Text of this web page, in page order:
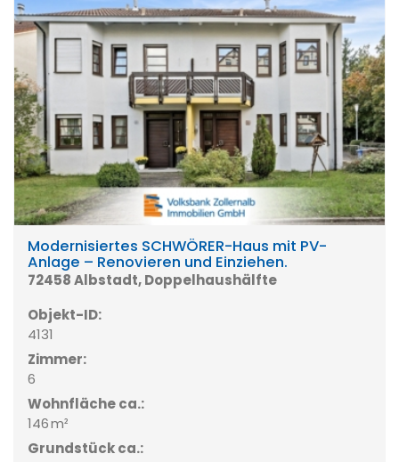
Modernisiertes SCHWÖRER-Haus mit PV-
Anlage – Renovieren und Einziehen.
72458 Albstadt, Doppelhaushälfte
Objekt-ID:
4131
Zimmer:
6
Wohnfläche ca.:
146 m²
Grund­stück ca.: